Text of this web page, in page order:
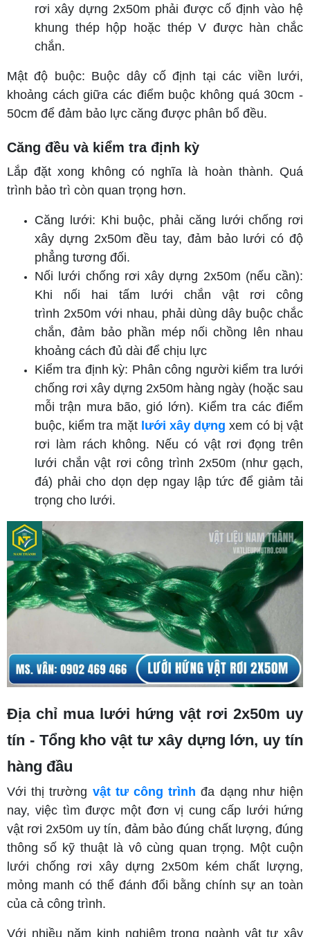
rơi xây dựng 2x50m phải được cố định vào hệ
khung thép hộp hoặc thép V được hàn chắc
chắn.
Mật độ buộc: Buộc dây cố định tại các viền lưới,
khoảng cách giữa các điểm buộc không quá 30cm -
50cm để đảm bảo lực căng được phân bổ đều.
Căng đều và kiểm tra định kỳ
Lắp đặt xong không có nghĩa là hoàn thành. Quá
trình bảo trì còn quan trọng hơn.
Căng lưới: Khi buộc, phải căng lưới chống rơi
xây dựng 2x50m đều tay, đảm bảo lưới có độ
phẳng tương đối.
Nối lưới chống rơi xây dựng 2x50m (nếu cần):
Khi nối hai tấm lưới chắn vật rơi công
trình 2x50m với nhau, phải dùng dây buộc chắc
chắn, đảm bảo phần mép nối chồng lên nhau
khoảng cách đủ dài để chịu lực
Kiểm tra định kỳ: Phân công người kiểm tra lưới
chống rơi xây dựng 2x50m hàng ngày (hoặc sau
mỗi trận mưa bão, gió lớn). Kiểm tra các điểm
buộc, kiểm tra mặt lưới xây dựng xem có bị vật
rơi làm rách không. Nếu có vật rơi đọng trên
lưới chắn vật rơi công trình 2x50m (như gạch,
đá) phải cho dọn dẹp ngay lập tức để giảm tải
trọng cho lưới.
Địa chỉ mua lưới hứng vật rơi 2x50m uy
tín - Tổng kho vật tư xây dựng lớn, uy tín
hàng đầu
Với thị trường vật tư công trình đa dạng như hiện
nay, việc tìm được một đơn vị cung cấp lưới hứng
vật rơi 2x50m uy tín, đảm bảo đúng chất lượng, đúng
thông số kỹ thuật là vô cùng quan trọng. Một cuộn
lưới chống rơi xây dựng 2x50m kém chất lượng,
mỏng manh có thể đánh đổi bằng chính sự an toàn
của cả công trình.
Với nhiều năm kinh nghiệm trong ngành vật tư xây